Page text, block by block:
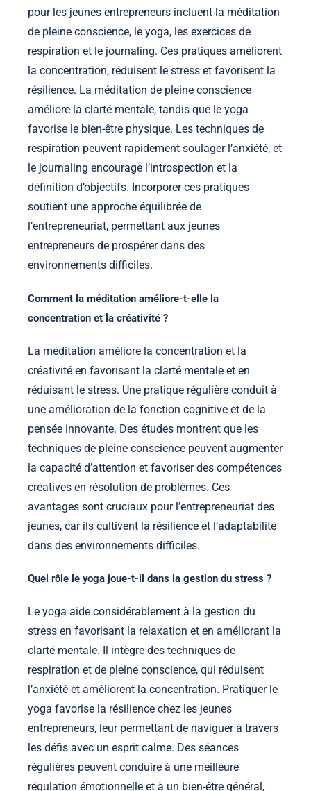
pour les jeunes entrepreneurs incluent la méditation
de pleine conscience, le yoga, les exercices de
respiration et le journaling. Ces pratiques améliorent
la concentration, réduisent le stress et favorisent la
résilience. La méditation de pleine conscience
améliore la clarté mentale, tandis que le yoga
favorise le bien-être physique. Les techniques de
respiration peuvent rapidement soulager l’anxiété, et
le journaling encourage l’introspection et la
définition d’objectifs. Incorporer ces pratiques
soutient une approche équilibrée de
l’entrepreneuriat, permettant aux jeunes
entrepreneurs de prospérer dans des
environnements difficiles.
Comment la méditation améliore-t-elle la
concentration et la créativité ?
La méditation améliore la concentration et la
créativité en favorisant la clarté mentale et en
réduisant le stress. Une pratique régulière conduit à
une amélioration de la fonction cognitive et de la
pensée innovante. Des études montrent que les
techniques de pleine conscience peuvent augmenter
la capacité d’attention et favoriser des compétences
créatives en résolution de problèmes. Ces
avantages sont cruciaux pour l’entrepreneuriat des
jeunes, car ils cultivent la résilience et l’adaptabilité
dans des environnements difficiles.
Quel rôle le yoga joue-t-il dans la gestion du stress ?
Le yoga aide considérablement à la gestion du
stress en favorisant la relaxation et en améliorant la
clarté mentale. Il intègre des techniques de
respiration et de pleine conscience, qui réduisent
l’anxiété et améliorent la concentration. Pratiquer le
yoga favorise la résilience chez les jeunes
entrepreneurs, leur permettant de naviguer à travers
les défis avec un esprit calme. Des séances
régulières peuvent conduire à une meilleure
régulation émotionnelle et à un bien-être général,